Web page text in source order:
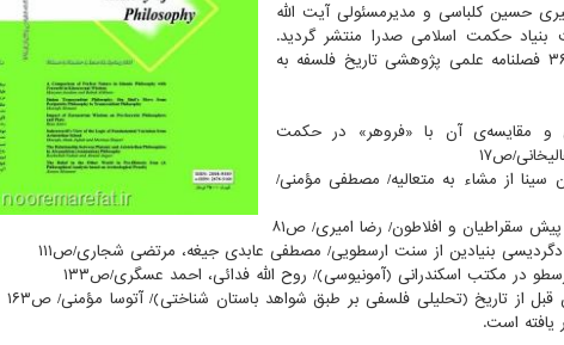
حسین كلباسی و مدیرمسئولی آیت الله
حكمت اسلامی صدرا منتشر گردید.
مقالات انتشار یافته در شماره ۳۶ فصلنامه علمی پژوهشی تاریخ فلسفه به
و مقایسه‌ی آن با «فروهر» در حكمت
ص۱۷
سینا از مشاء به متعالیه/ مصطفی مؤمنی/
سقراطیان و افلاطون/ رضا امیری/ ص۸۱
بنیادین از سنت ارسطویی/ مصطفی عابدی جیغه، مرتضی شجاری/ص۱۱۱
در مكتب اسكندرانی (آمونیوسی)/ روح الله فدائی، احمد عسگری/ص۱۳۳